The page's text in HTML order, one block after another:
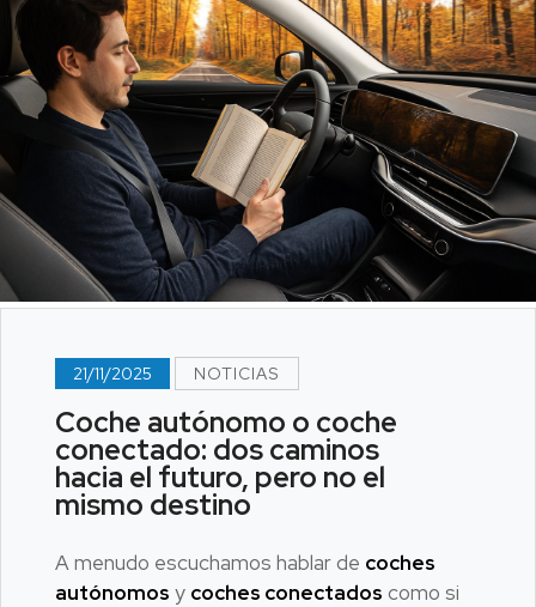
21/11/2025 NOTICIAS
Coche autónomo o coche
conectado: dos caminos
hacia el futuro, pero no el
mismo destino
A menudo escuchamos hablar de coches
autónomos y coches conectados como si